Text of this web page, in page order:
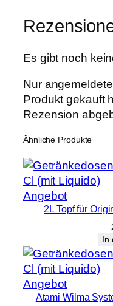
e
t
4
M
e
n
e
Es gibt noch
Nur
Produkt gekauft
Rezension
Ähnliche Produkte
AngebotProdukt
im
2L Topf für
In
AngebotProdukt
im
Atami Wilma